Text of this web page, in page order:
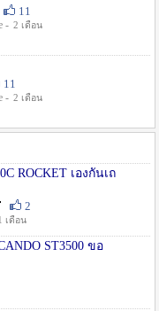
11
- 2 เดือน
11
- 2 เดือน
เองกันเถ
2
เดือน
ST3500 ขอ